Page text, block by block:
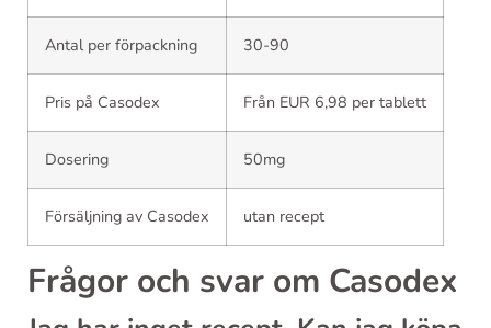
Antal per förpackning 30-90
Pris på Casodex Från EUR 6,98 per tablett
Dosering 50mg
Försäljning av Casodex utan recept
Frågor och svar om Casodex